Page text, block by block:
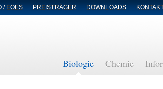
/ EOES PREISTRÄGER DOWNLOADS
Navigation
überspringen
Biologie Chemie